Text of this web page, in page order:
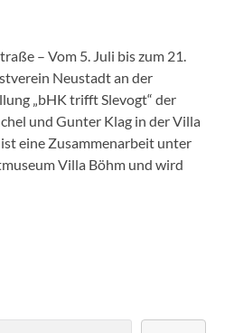
– Vom 5. Juli bis zum 21.
Neustadt an der
„bHK trifft Slevogt“ der
und Gunter Klag in der Villa
eine Zusammenarbeit unter
Villa Böhm und wird